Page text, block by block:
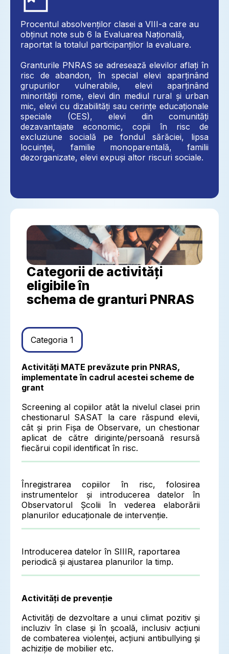
Procentul absolvenților clasei a VIII-a care au
obținut note sub 6 la Evaluarea Națională,
raportat la totalul participanților la evaluare.
Granturile PNRAS se adresează elevilor aflați în
risc de abandon, în special elevi aparținând
grupurilor vulnerabile, elevi aparținând
minorității rome, elevi din mediul rural și urban
mic, elevi cu dizabilități sau cerințe educaționale
speciale (CES), elevi din comunități
dezavantajate economic, copii în risc de
excluziune socială pe fondul sărăciei, lipsa
locuinței, familie monoparentală, familii
dezorganizate, elevi expuși altor riscuri sociale.
Categorii de activități
eligibile în
schema de granturi PNRAS
Categoria 1
Activități MATE prevăzute prin PNRAS,
implementate în cadrul acestei scheme de
grant
Screening al copiilor atât la nivelul clasei prin
chestionarul SASAT la care răspund elevii,
cât și prin Fișa de Observare, un chestionar
aplicat de către diriginte/persoană resursă
fiecărui copil identificat în risc.
Înregistrarea copiilor în risc, folosirea
instrumentelor și introducerea datelor în
Observatorul Școlii în vederea elaborării
planurilor educaționale de intervenție.
Introducerea datelor în SIIIR, raportarea
periodică și ajustarea planurilor la timp.
Activități de prevenție
Activități de dezvoltare a unui climat pozitiv și
incluziv în clase și în școală, inclusiv acțiuni
de combaterea violenței, acțiuni antibullying și
achiziție de mobilier etc.